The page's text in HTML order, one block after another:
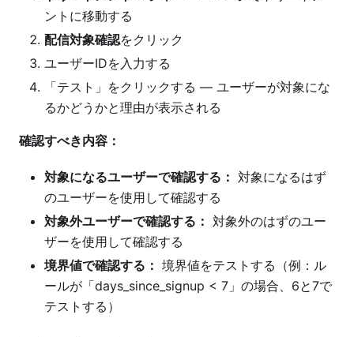
ントに移動する
配信対象確認をクリック
ユーザーIDを入力する
「テスト」をクリックする — ユーザーが対象にな
るかどうかと理由が表示される
確認すべき内容：
対象になるユーザーで確認する： 対象になるはず
のユーザーを使用して確認する
対象外ユーザーで確認する： 対象外のはずのユー
ザーを使用して確認する
境界値で確認する： 境界値をテストする（例：ル
ールが「days_since_signup < 7」の場合、6と7で
テストする）